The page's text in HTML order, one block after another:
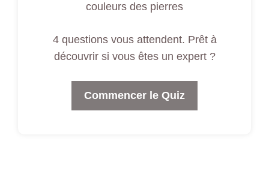
couleurs des pierres
4 questions vous attendent. Prêt à
découvrir si vous êtes un expert ?
Commencer le Quiz